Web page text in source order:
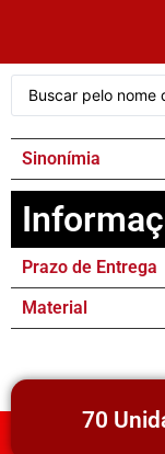
Sinonímia
Prazo de Entrega
Material
70